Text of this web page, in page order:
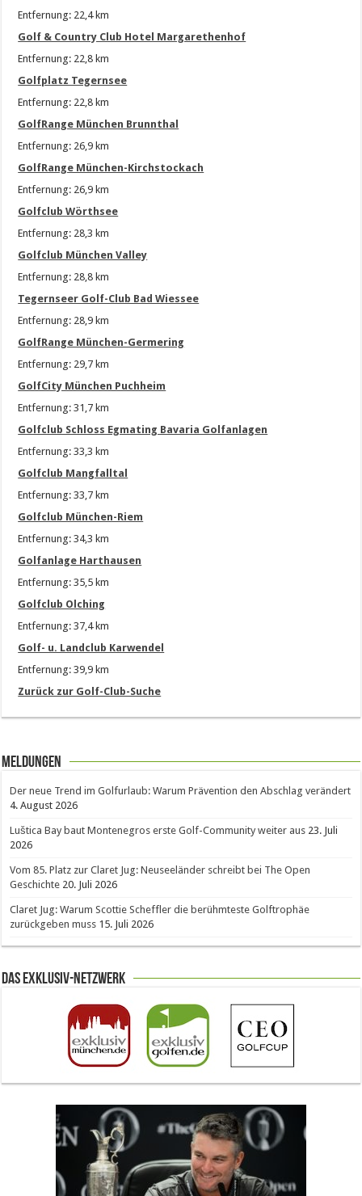
Entfernung: 22,4 km
Golf & Country Club Hotel Margarethenhof
Entfernung: 22,8 km
Golfplatz Tegernsee
Entfernung: 22,8 km
GolfRange München Brunnthal
Entfernung: 26,9 km
GolfRange München-Kirchstockach
Entfernung: 26,9 km
Golfclub Wörthsee
Entfernung: 28,3 km
Golfclub München Valley
Entfernung: 28,8 km
Tegernseer Golf-Club Bad Wiessee
Entfernung: 28,9 km
GolfRange München-Germering
Entfernung: 29,7 km
GolfCity München Puchheim
Entfernung: 31,7 km
Golfclub Schloss Egmating Bavaria Golfanlagen
Entfernung: 33,3 km
Golfclub Mangfalltal
Entfernung: 33,7 km
Golfclub München-Riem
Entfernung: 34,3 km
Golfanlage Harthausen
Entfernung: 35,5 km
Golfclub Olching
Entfernung: 37,4 km
Golf- u. Landclub Karwendel
Entfernung: 39,9 km
Zurück zur Golf-Club-Suche
Meldungen
Der neue Trend im Golfurlaub: Warum Prävention den Abschlag verändert
4. August 2026
Luštica Bay baut Montenegros erste Golf-Community weiter aus 23. Juli
2026
Vom 85. Platz zur Claret Jug: Neuseeländer schreibt bei The Open
Geschichte 20. Juli 2026
Claret Jug: Warum Scottie Scheffler die berühmteste Golftrophäe
zurückgeben muss 15. Juli 2026
Das Exklusiv-Netzwerk